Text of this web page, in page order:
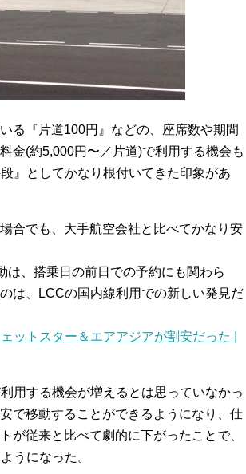
る『片道100円』などの、座席数や期間
金(約5,000円〜／片道)で利用する機会も
』としてかなり根付いてきた印象があ
合でも、大手航空会社と比べてかなり安
、搭乗日の前日での予約にも関わら
は、LCCの国内線利用での新しい発見だ
ットスター＆エアアジアが割安だった |
用する機会が増えるとは思っていなかっ
で移動することができるようになり、仕
が従来と比べて劇的に下がったことで、
うになった。